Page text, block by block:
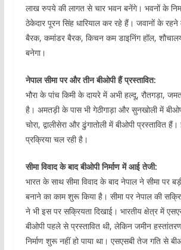
लाख रुपये की लागत से चार भवन बनेंगे। भवनों के
ठेकेदार पूरन सिंह धारियाल कर रहे हैं। जवानों के
बैरक, कमांडर बैरक, किचन कम डाइनिंग हॉल,
बनेगा।
नेपाल सीमा पर और तीन बीओपी हैं प्रस्तावित:
भौरा के पांच किमी के दायरे में अभी हल्दू, रौतगड़ा,
है। अमतड़ी के पास भी गेठीगाड़ा और सुनखोली में
चोरा, द्वालीसेरा और ढुंगातोली में बीओपी प्रस्तावित
प्रक्रिया चल रही है।
सीमा विवाद के बाद बीओपी निर्माण में आई तेजी:
भारत के साथ सीमा विवाद के बाद नेपाल ने सीमा पर
बनाने का काम शुरू किया है। सीमा पर नेपाल की
ने भी इस पर सक्रियता दिखाई। भारतीय क्षेत्र में
बीओपी पहले से प्रस्तावित थी, लेकिन जमीन
निर्माण शुरू नहीं हो पाया था। एसएसबी तेज गति से